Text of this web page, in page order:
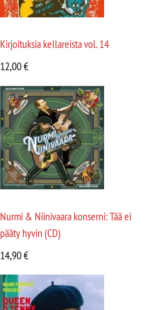
Kirjoituksia kellareista vol. 14
12,00€
Nurmi & Niinivaara konserni: Tää ei
pääty hyvin (CD)
14,90€